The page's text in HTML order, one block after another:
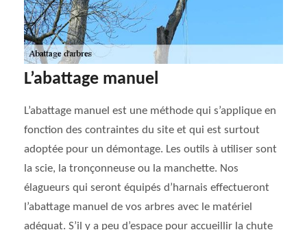
L’abattage manuel
L’abattage manuel est une méthode qui s’applique en
fonction des contraintes du site et qui est surtout
adoptée pour un démontage. Les outils à utiliser sont
la scie, la tronçonneuse ou la manchette. Nos
élagueurs qui seront équipés d’harnais effectueront
l’abattage manuel de vos arbres avec le matériel
adéquat. S’il y a peu d’espace pour accueillir la chute